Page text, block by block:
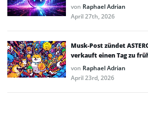
von Raphael Adrian
April 27th, 2026
Musk-Post zündet
verkauft einen Tag zu
von Raphael Adrian
April 23rd, 2026